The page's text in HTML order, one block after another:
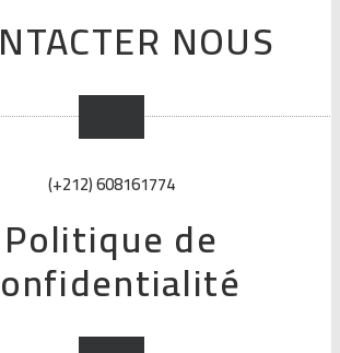
NOUS
(+212) 608161774
Politique de